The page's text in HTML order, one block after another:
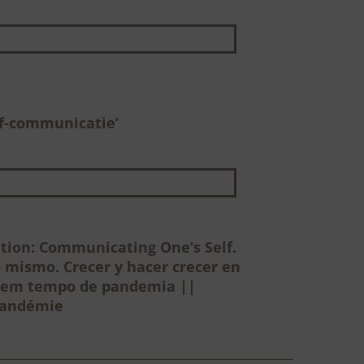
communicatie’
Communicating One’s Self.
Crecer y hacer crecer en
tempo de pandemia ||